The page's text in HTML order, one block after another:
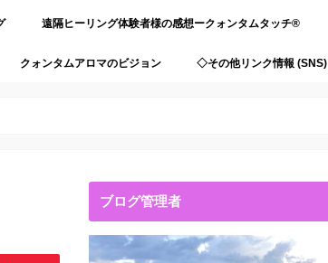
遠隔ヒーリング体験者様の感想ークォンタムタッチ®
クォンタムアロマのビジョン ◇その他リンク情報 (SNS)
ブログ管理者